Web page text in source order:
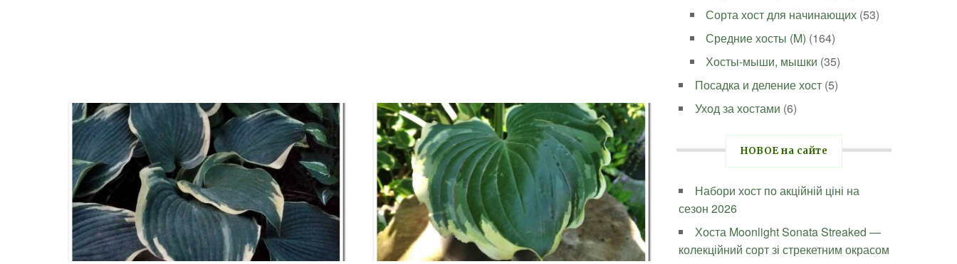
Сорта хост для начинающих (53)
Средние хосты (M) (164)
Хосты-мыши, мышки (35)
Посадка и деление хост (5)
Уход за хостами (6)
НОВОЕ на сайте
Набори хост по акційній ціні на
сезон 2026
Хоста Moonlight Sonata Streaked —
колекційний сорт зі стрекетним окрасом